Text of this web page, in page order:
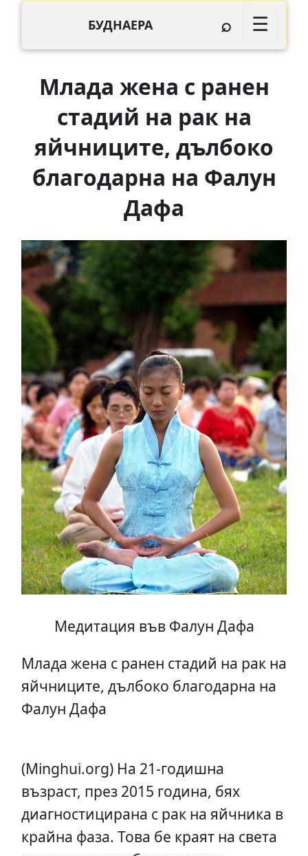
БУДНАЕРА ⌕ ☰
Млада жена с ранен
стадий на рак на
яйчниците, дълбоко
благодарна на Фалун
Дафа
Медитация във Фалун Дафа
Млада жена с ранен стадий на рак на
яйчниците, дълбоко благодарна на
Фалун Дафа
(Minghui.org) На 21-годишна
възраст, през 2015 година, бях
диагностицирана с рак на яйчника в
крайна фаза. Това бе краят на света